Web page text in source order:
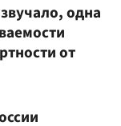
одна
от